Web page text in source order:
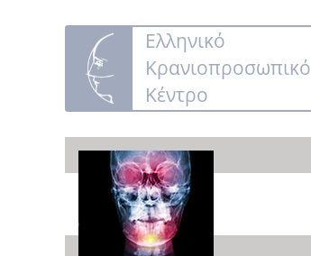
Ελληνικό
Κρανιοπροσωπικό
Κέντρο